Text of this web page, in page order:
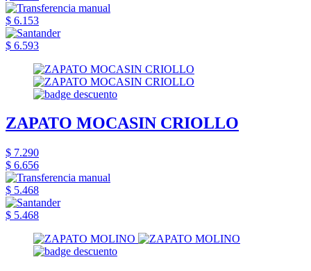
$ 6.153
$ 6.593
ZAPATO MOCASIN CRIOLLO
$ 7.290
$ 6.656
$ 5.468
$ 5.468